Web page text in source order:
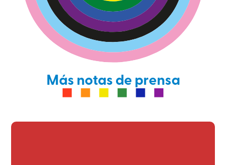
Más notas de prensa